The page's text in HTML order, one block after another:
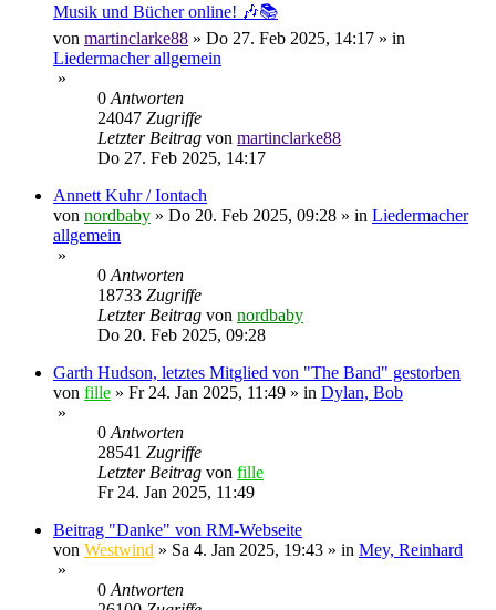
Musik und Bücher online! 🎶📚
von martinclarke88 » Do 27. Feb 2025, 14:17 » in
Liedermacher allgemein
»
0Antworten
24047 Zugriffe
Letzter Beitrag von martinclarke88
Do 27. Feb 2025, 14:17
Annett Kuhr / Iontach
von nordbaby » Do 20. Feb 2025, 09:28 » in Liedermacher
allgemein
»
0Antworten
18733 Zugriffe
Letzter Beitrag von nordbaby
Do 20. Feb 2025, 09:28
Garth Hudson, letztes Mitglied von "The Band" gestorben
von fille » Fr 24. Jan 2025, 11:49 » in Dylan, Bob
»
0Antworten
28541 Zugriffe
Letzter Beitrag von fille
Fr 24. Jan 2025, 11:49
Beitrag "Danke" von RM-Webseite
von Westwind » Sa 4. Jan 2025, 19:43 » in Mey, Reinhard
»
0Antworten